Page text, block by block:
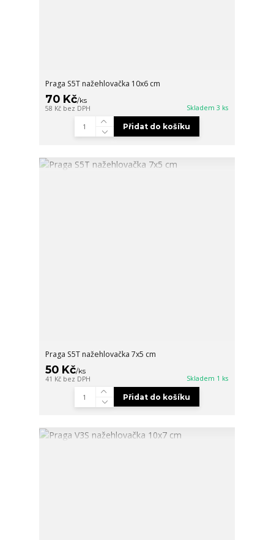
Praga S5T nažehlovačka 10x6 cm
70 Kč/ks
58 Kč bez DPH Skladem 3 ks
Přidat do košíku
Praga S5T nažehlovačka 7x5 cm
50 Kč/ks
41 Kč bez DPH Skladem 1 ks
Přidat do košíku